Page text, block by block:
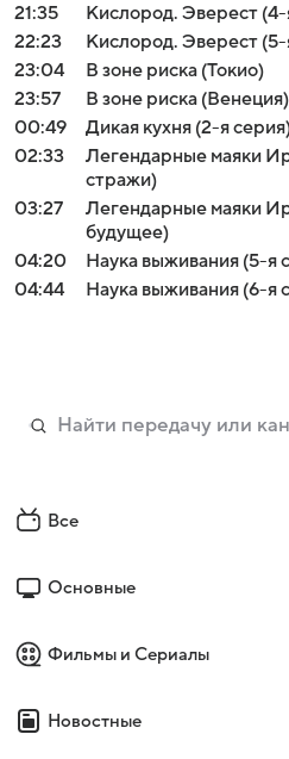
21:35
Кислород. Эверест (4-
22:23
Кислород. Эверест (5-
23:04
В зоне риска (Токио)
23:57
В зоне риска (Венеция)
00:49
Дикая кухня (2-я
02:33
Легендарные маяки
стражи)
03:27
Легендарные маяки
будущее)
04:20
Наука выживания (5-я
04:44
Наука выживания (6-я
Все
Основные
Фильмы и Сериалы
Новостные